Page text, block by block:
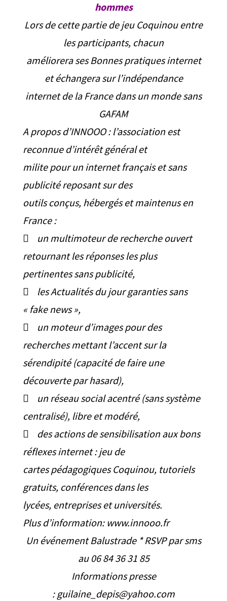
hommes
Lors de cette partie de jeu Coquinou entre
les participants, chacun
améliorera ses Bonnes pratiques internet
et échangera sur l’indépendance
internet de la France dans un monde sans
GAFAM
A propos d’INNOOO : l’association est
reconnue d’intérêt général et
milite pour un internet français et sans
publicité reposant sur des
outils conçus, hébergés et maintenus en
France :
 un multimoteur de recherche ouvert
retournant les réponses les plus
pertinentes sans publicité,
 les Actualités du jour garanties sans
« fake news »,
 un moteur d’images pour des
recherches mettant l’accent sur la
sérendipité (capacité de faire une
découverte par hasard),
 un réseau social acentré (sans système
centralisé), libre et modéré,
 des actions de sensibilisation aux bons
réflexes internet : jeu de
cartes pédagogiques Coquinou, tutoriels
gratuits, conférences dans les
lycées, entreprises et universités.
Plus d’information: www.innooo.fr
Un événement Balustrade * RSVP par sms
au 06 84 36 31 85
Informations presse
: guilaine_depis@yahoo.com